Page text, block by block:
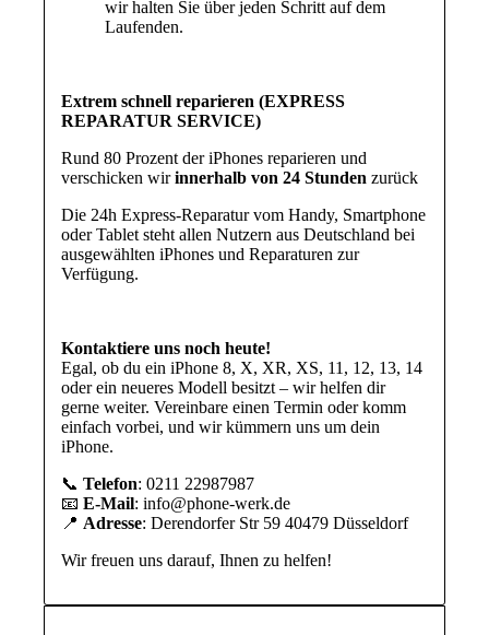
wir halten Sie über jeden Schritt auf dem
Laufenden.
Extrem schnell reparieren (EXPRESS
REPARATUR SERVICE)
Rund 80 Prozent der iPhones reparieren und
verschicken wirinnerhalb von 24 Stunden zurück
Die 24h Express-Reparatur vom Handy, Smartphone
oder Tablet steht allen Nutzern aus Deutschland bei
ausgewählten iPhones und Reparaturen zur
Verfügung.
Kontaktiere uns noch heute!
Egal, ob du ein iPhone 8, X, XR, XS, 11, 12, 13, 14
oder ein neueres Modell besitzt – wir helfen dir
gerne weiter. Vereinbare einen Termin oder komm
einfach vorbei, und wir kümmern uns um dein
iPhone.
📞Telefon: 0211 22987987
📧E-Mail: info@phone-werk.de
📍 Adresse: Derendorfer Str 59 40479 Düsseldorf
Wir freuen uns darauf, Ihnen zu helfen!